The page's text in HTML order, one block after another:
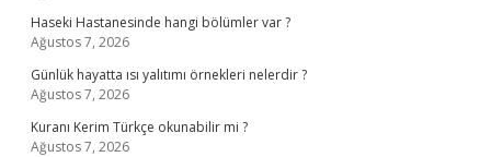
Haseki Hastanesinde hangi bölümler var ?
Ağustos 7, 2026
Günlük hayatta ısı yalıtımı örnekleri nelerdir ?
Ağustos 7, 2026
Kuranı Kerim Türkçe okunabilir mi ?
Ağustos 7, 2026